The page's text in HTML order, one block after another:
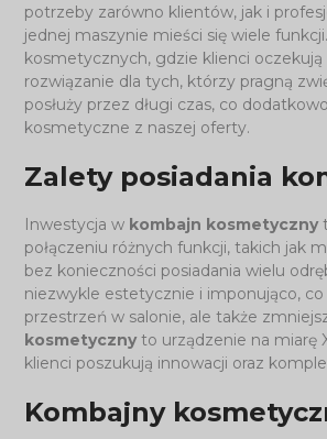
potrzeby zarówno klientów, jak i
jednej maszynie mieści się wiele
kosmetycznych, gdzie klienci
rozwiązanie dla tych, którzy pragną
posłuży przez długi czas, co
kosmetyczne z naszej oferty.
Zalety posiadania
Inwestycja w kombajn kosmetyczny
połączeniu różnych funkcji, takich jak
bez konieczności posiadania wielu
niezwykle estetycznie i imponująco,
przestrzeń w salonie, ale także
kosmetycznyto urządzenie na miarę
klienci poszukują innowacji oraz
Kombajny